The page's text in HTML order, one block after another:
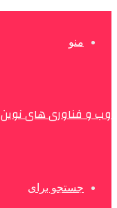
منو
وب و فناوری های نوین
جستجو برای